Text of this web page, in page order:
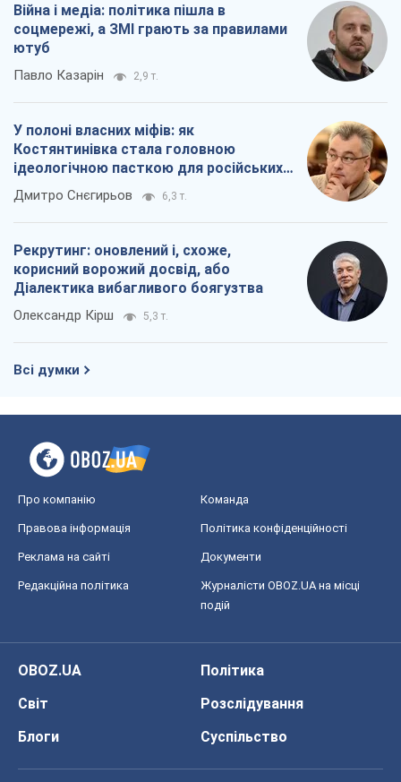
Війна і медіа: політика пішла в
соцмережі, а ЗМІ грають за правилами
ютуб
Павло Казарін 2,9 т.
У полоні власних міфів: як
Костянтинівка стала головною
ідеологічною пасткою для російських
окупантів
Дмитро Снєгирьов 6,3 т.
Рекрутинг: оновлений і, схоже,
корисний ворожий досвід, або
Діалектика вибагливого боягузтва
Олександр Кірш 5,3 т.
Всі думки
Про компанію Команда
Правова інформація Політика конфіденційності
Реклама на сайті Документи
Редакційна політика
Журналісти OBOZ.UA на місці
подій
OBOZ.UA
Політика
Світ
Розслідування
Блоги
Суспільство